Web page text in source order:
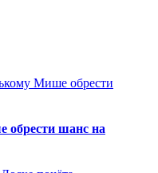
обрести шанс на